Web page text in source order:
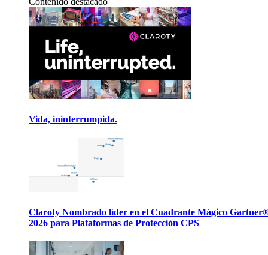
Vida, ininterrumpida.
Claroty Nombrado líder en el Cuadrante Mágico
2026 para Plataformas de Protección CPS